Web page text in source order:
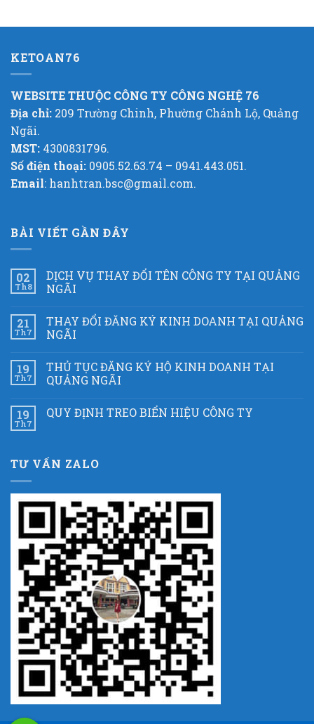
KETOAN76
WEBSITE THUỘC CÔNG TY CÔNG NGHỆ 76
Địa chỉ: 209 Trường Chinh, Phường Chánh Lộ, Quảng
Ngãi.
MST: 4300831796.
Số điện thoại: 0905.52.63.74 – 0941.443.051.
Email: hanhtran.bsc@gmail.com.
BÀI VIẾT GẦN ĐÂY
02
Th8
DỊCH VỤ THAY ĐỔI TÊN CÔNG TY TẠI QUẢNG
NGÃI
21
Th7
THAY ĐỔI ĐĂNG KÝ KINH DOANH TẠI QUẢNG
NGÃI
19
Th7
THỦ TỤC ĐĂNG KÝ HỘ KINH DOANH TẠI
QUẢNG NGÃI
19
Th7
QUY ĐỊNH TREO BIỂN HIỆU CÔNG TY
TƯ VẤN ZALO